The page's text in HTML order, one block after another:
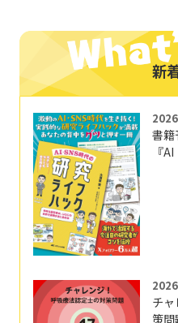
新
書籍
『
チ
策問